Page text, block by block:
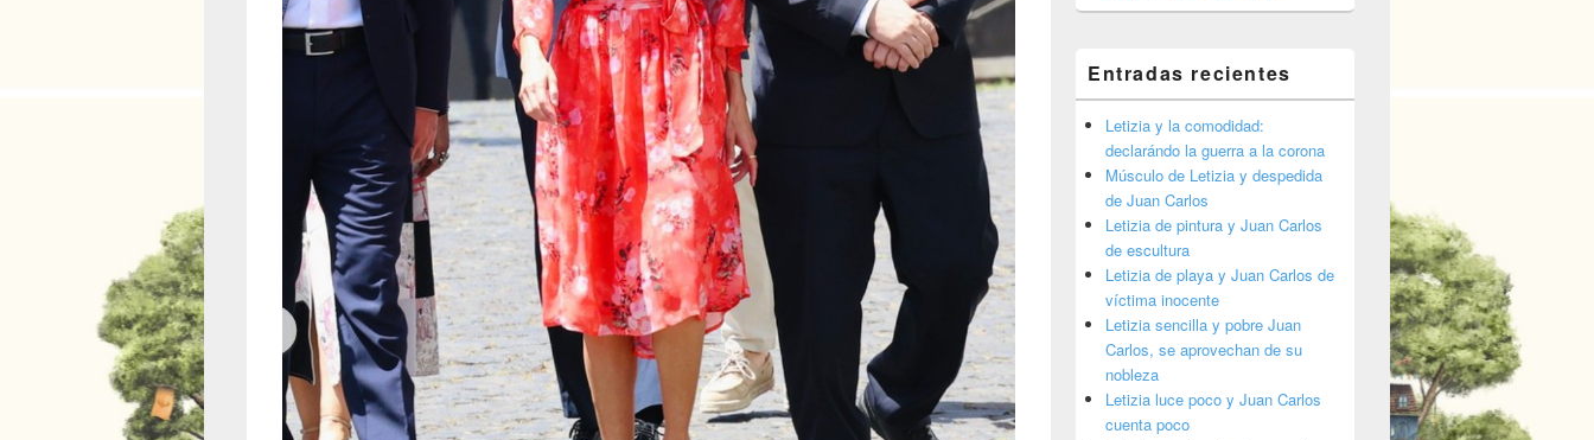
Entradas recientes
Letizia y la comodidad:
declarándo la guerra a la corona
Músculo de Letizia y despedida
de Juan Carlos
Letizia de pintura y Juan Carlos
de escultura
Letizia de playa y Juan Carlos de
víctima inocente
Letizia sencilla y pobre Juan
Carlos, se aprovechan de su
nobleza
Letizia luce poco y Juan Carlos
cuenta poco